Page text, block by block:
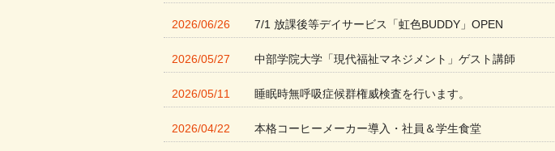
2026/06/26 7/1 放課後等デイサービス「虹色BUDDY」OPEN
2026/05/27 中部学院大学「現代福祉マネジメント」ゲスト講師
2026/05/11 睡眠時無呼吸症候群権威検査を行います。
2026/04/22 本格コーヒーメーカー導入・社員＆学生食堂